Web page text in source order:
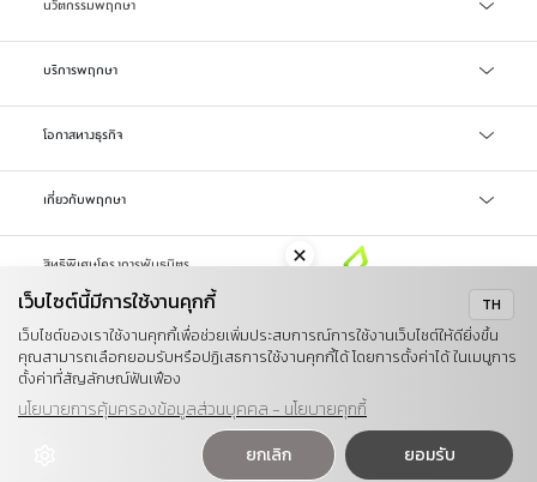
นวัตกรรมพฤกษา
เทคโนโลยี Precast
บริการพฤกษา
บริการสินเชื่อ
บริการแจ้งซ่อม/แจ้งปัญหา
โอกาสทางธุรกิจ
จัดซื้อจัดจ้าง
ลงทะเบียน Online Broker
รับซื้อที่ดิน
เกี่ยวกับพฤกษา
LIFETIME WELL-LIVING
Investor
การพัฒนาอย่างยั่งยืน
สิทธิพิเศษโครงการพันธมิตร
นโยบายคุกกี้
นโยบายการคุ้มครองข้อมูลส่วนบุคคล
ข้อตกลงในการใช้งาน
แผนผังเว็บไซต์
คำร้องขอใช้สิทธิข้อมูลส่วนบุคคล
TH
เว็บไซต์นี้มีการใช้งานคุกกี้
เว็บไซต์ของเราใช้งานคุกกี้เพื่อช่วยเพิ่มประสบการณ์การใช้งานเว็บไซต์ให้ดียิ่งขึ้น
คุณสามารถเลือกยอมรับหรือปฏิเสธการใช้งานคุกกี้ได้ โดยการตั้งค่าได้ ในเมนูการ
ตั้งค่าที่สัญลักษณ์ฟันเฟือง
นโยบายการคุ้มครองข้อมูลส่วนบุคคล - นโยบายคุกกี้
ยกเลิก
ยอมรับ
Powered by Unicorn Tech Integration x Mind AI